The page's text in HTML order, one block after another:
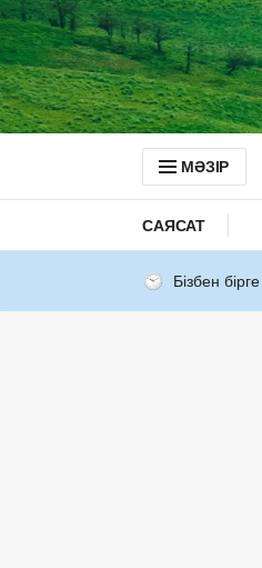
МӘЗІР
САЯСАТ
Бізбен